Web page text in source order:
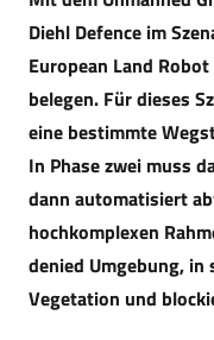
Diehl Defence im
European Land
belegen. Für dieses
eine bestimmte
In Phase zwei muss
dann automatisiert
hochkomplexen
denied Umgebung, in
Vegetation und